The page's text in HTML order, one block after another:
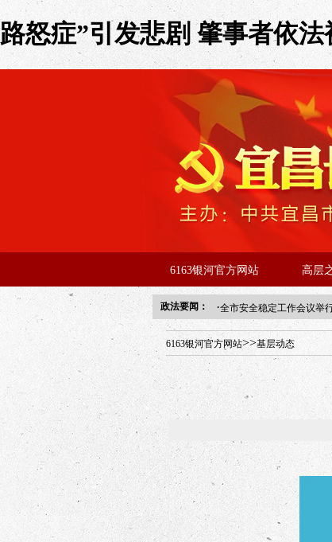
路怒症”引发悲剧 肇事者依
6163银河官方网站 高层
政法要闻： ·全市安全稳定工作会议举
年“招才兴业”事业单位人
6163银河官方网站>>基层动态